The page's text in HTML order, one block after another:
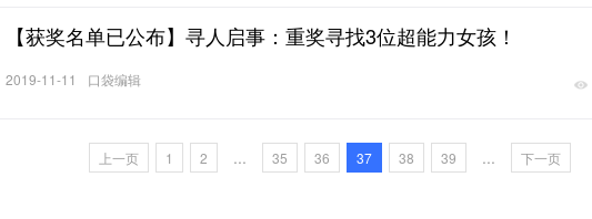
【获奖名单已公布】寻人启事：重奖寻找3位超能力女孩！
2019-11-11 口袋编辑
上一页 1 2 ... 35 36 37 38 39 ... 下一页